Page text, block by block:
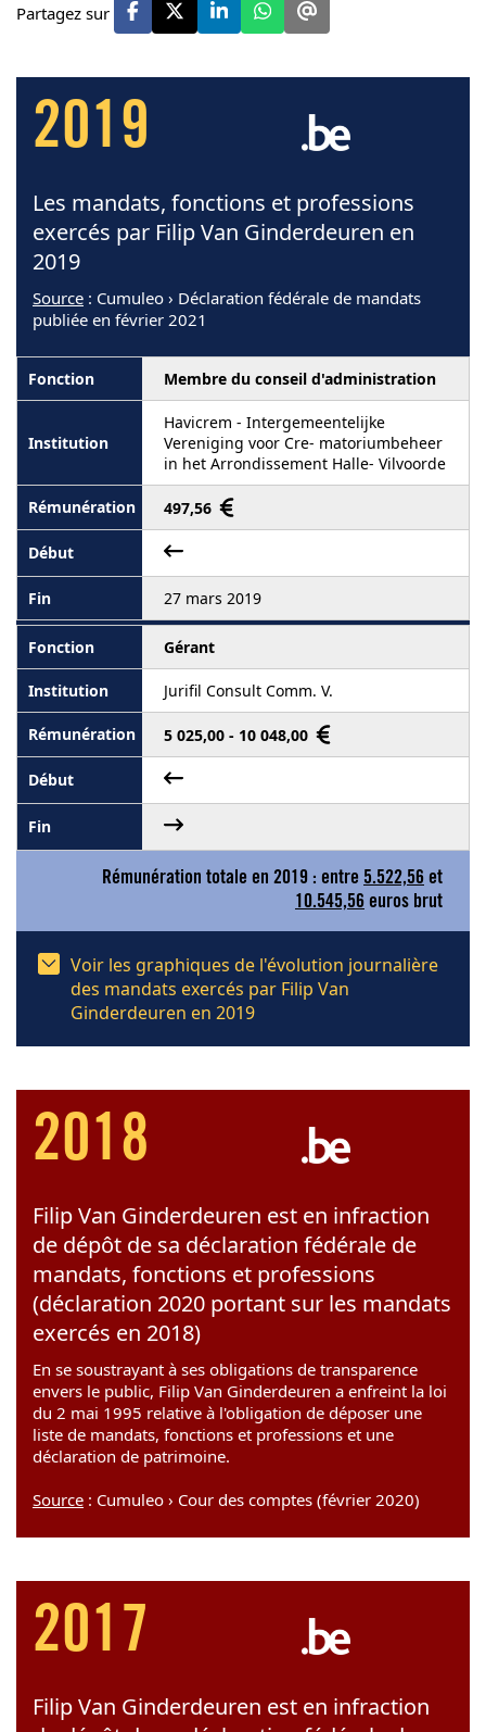
Partagez sur
2019
Les mandats, fonctions et professions
exercés par Filip Van Ginderdeuren en
2019
Source : Cumuleo › Déclaration fédérale de mandats
publiée en février 2021
Membre du conseil d'administration
Havicrem - Intergemeentelijke
Vereniging voor Cre- matoriumbeheer
in het Arrondissement Halle- Vilvoorde
497,56
27 mars 2019
Gérant
Jurifil Consult Comm. V.
5 025,00 - 10 048,00
Rémunération totale en 2019 : entre 5.522,56 et
10.545,56 euros brut
Voir les graphiques de l'évolution journalière
des mandats exercés par Filip Van
Ginderdeuren en 2019
2018
Filip Van Ginderdeuren est en infraction
de dépôt de sa déclaration fédérale de
mandats, fonctions et professions
(déclaration 2020 portant sur les mandats
exercés en 2018)
En se soustrayant à ses obligations de transparence
envers le public, Filip Van Ginderdeuren a enfreint la loi
du 2 mai 1995 relative à l'obligation de déposer une
liste de mandats, fonctions et professions et une
déclaration de patrimoine.
Source : Cumuleo › Cour des comptes (février 2020)
2017
Filip Van Ginderdeuren est en infraction